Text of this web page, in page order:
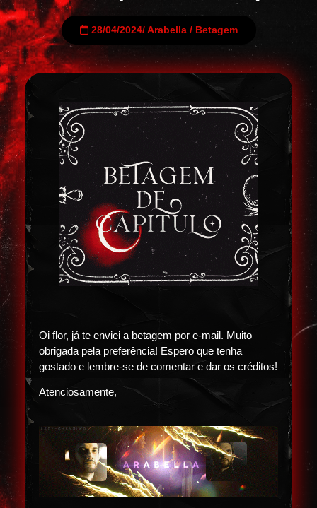
28/04/2024/ Arabella/ Betagem
Oi flor, já te enviei a betagem por e-mail. Muito
obrigada pela preferência! Espero que tenha
gostado e lembre-se de comentar e dar os créditos!
Atenciosamente,